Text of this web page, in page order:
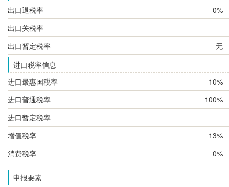
出口退税率
0%
出口关税率
出口暂定税率
无
进口税率信息
进口最惠国税率
10%
进口普通税率
100%
进口暂定税率
增值税率
13%
消费税率
0%
申报要素